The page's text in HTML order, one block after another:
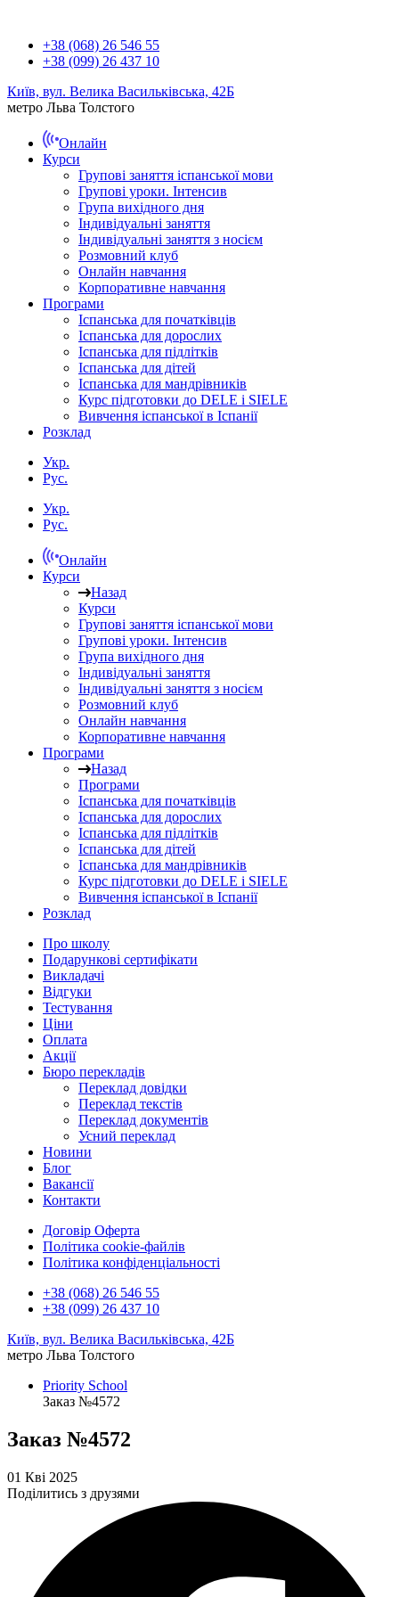
+38 (068) 26 546 55
+38 (099) 26 437 10
Київ, вул. Велика Васильківська, 42Б
метро Льва Толстого
Онлайн
Курси
Групові заняття іспанської мови
Групові уроки. Інтенсив
Група вихідного дня
Індивідуальні заняття
Індивідуальні заняття з носієм
Розмовний клуб
Онлайн навчання
Корпоративне навчання
Програми
Іспанська для початківців
Іспанська для дорослих
Іспанська для підлітків
Іспанська для дітей
Іспанська для мандрівників
Курс підготовки до DELE і SIELE
Вивчення іспанської в Іспанії
Розклад
Укр.
Рус.
Укр.
Рус.
Онлайн
Курси
Назад
Курси
Групові заняття іспанської мови
Групові уроки. Інтенсив
Група вихідного дня
Індивідуальні заняття
Індивідуальні заняття з носієм
Розмовний клуб
Онлайн навчання
Корпоративне навчання
Програми
Назад
Програми
Іспанська для початківців
Іспанська для дорослих
Іспанська для підлітків
Іспанська для дітей
Іспанська для мандрівників
Курс підготовки до DELE і SIELE
Вивчення іспанської в Іспанії
Розклад
Про школу
Подарункові сертифікати
Викладачі
Відгуки
Тестування
Ціни
Оплата
Акції
Бюро перекладів
Переклад довідки
Переклад текстів
Переклад документів
Усний переклад
Новини
Блог
Вакансії
Контакти
Договір Оферта
Політика cookie-файлів
Політика конфіденціальності
+38 (068) 26 546 55
+38 (099) 26 437 10
Київ, вул. Велика Васильківська, 42Б
метро Льва Толстого
Priority School
Заказ №4572
Заказ №4572
01 Кві 2025
Поділитись з друзями